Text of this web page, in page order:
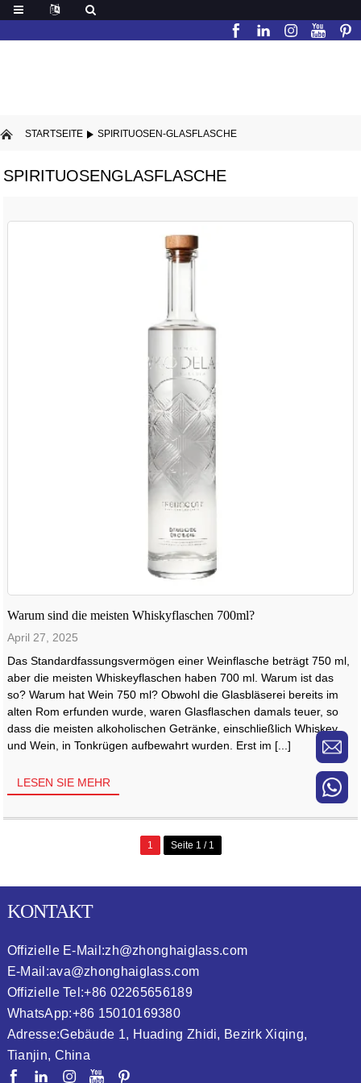
STARTSEITE SPIRITUOSEN-GLASFLASCHE
SPIRITUOSENGLASFLASCHE
Warum sind die meisten Whiskyflaschen 700ml?
April 27, 2025
Das Standardfassungsvermögen einer Weinflasche beträgt 750 ml,
aber die meisten Whiskeyflaschen haben 700 ml. Warum ist das
so? Warum hat Wein 750 ml? Obwohl die Glasbläserei bereits im
alten Rom erfunden wurde, waren Glasflaschen damals teuer, so
dass die meisten alkoholischen Getränke, einschließlich Whiskey
und Wein, in Tonkrügen aufbewahrt wurden. Erst im [...]
LESEN SIE MEHR
1 Seite 1 / 1
KONTAKT
Offizielle E-Mail:zh@zhonghaiglass.com
E-Mail:ava@zhonghaiglass.com
Offizielle Tel:+86 02265656189
WhatsApp:+86 15010169380
Adresse:Gebäude 1, Huading Zhidi, Bezirk Xiqing,
Tianjin, China